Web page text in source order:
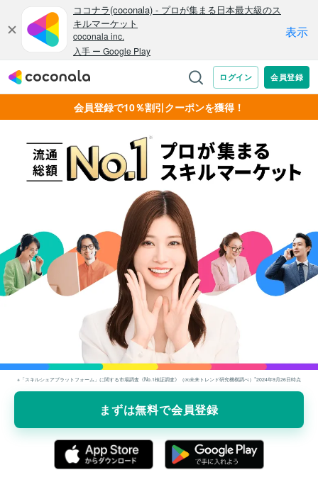
会員登録で10％割引クーポンを獲得！
※「スキルシェアプラットフォーム」に関する市場調査《No.1検証調査》（㈱未来トレンド研究機構調べ）*2024年9⽉26⽇時点
まずは無料で会員登録